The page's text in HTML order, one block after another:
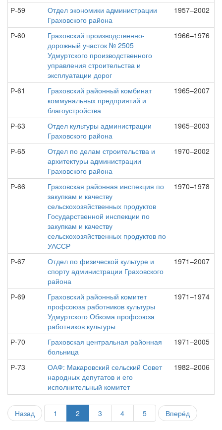
Р-59
Отдел экономики администрации
Граховского района
1957–2002
Р-60
Граховский производственно-
дорожный участок № 2505
Удмуртского производственного
управления строительства и
эксплуатации дорог
1966–1976
Р-61
Граховский районный комбинат
коммунальных предприятий и
благоустройства
1965–2007
Р-63
Отдел культуры администрации
Граховского района
1965–2003
Р-65
Отдел по делам строительства и
архитектуры администрации
Граховского района
1970–2002
Р-66
Граховская районная инспекция по
закупкам и качеству
сельскохозяйственных продуктов
Государственной инспекции по
закупкам и качеству
сельскохозяйственных продуктов по
УАССР
1970–1978
Р-67
Отдел по физической культуре и
спорту администрации Граховского
района
1971–2007
Р-69
Граховский районный комитет
профсоюза работников культуры
Удмуртского Обкома профсоюза
работников культуры
1971–1974
Р-70
Граховская центральная районная
больница
1971–2005
Р-73
ОАФ: Макаровский сельский Совет
народных депутатов и его
исполнительный комитет
1982–2006
Назад 1 2 3 4 5 Вперёд